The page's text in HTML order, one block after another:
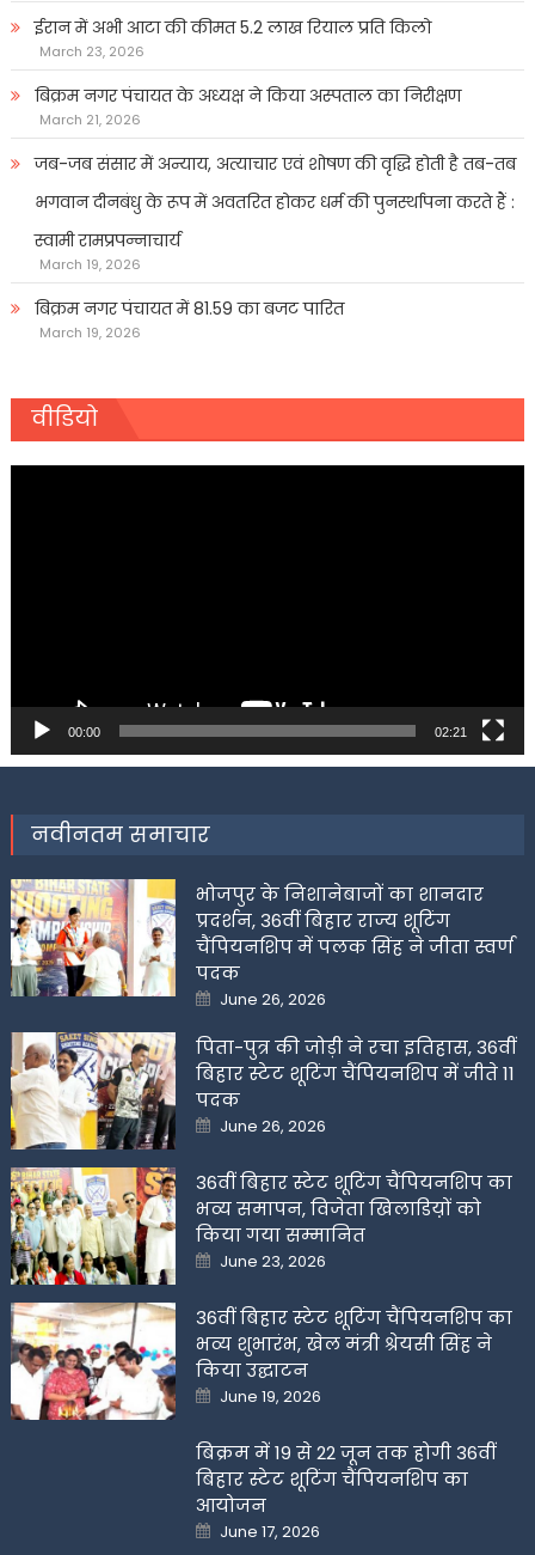
ईरान में अभी आटा की कीमत 5.2 लाख रियाल प्रति किलो
March 23, 2026
बिक्रम नगर पंचायत के अध्यक्ष ने किया अस्पताल का निरीक्षण
March 21, 2026
जब-जब संसार में अन्याय, अत्याचार एवं शोषण की वृद्धि होती है तब-तब
भगवान दीनबंधु के रूप में अवतरित होकर धर्म की पुनर्स्थापना करते हैं :
स्वामी रामप्रपन्नाचार्य
March 19, 2026
बिक्रम नगर पंचायत में 81.59 का बजट पारित
March 19, 2026
वीडियो
00:00 02:21
नवीनतम समाचार
भोजपुर के निशानेबाजों का शानदार
प्रदर्शन, 36वीं बिहार राज्य शूटिंग
चैंपियनशिप में पलक सिंह ने जीता स्वर्ण
पदक
Posted
on
June 26, 2026
पिता-पुत्र की जोड़ी ने रचा इतिहास, 36वीं
बिहार स्टेट शूटिंग चैंपियनशिप में जीते 11
पदक
Posted
on
June 26, 2026
36वीं बिहार स्टेट शूटिंग चैंपियनशिप का
भव्य समापन, विजेता खिलाडिय़ों को
किया गया सम्मानित
Posted
on
June 23, 2026
36वीं बिहार स्टेट शूटिंग चैंपियनशिप का
भव्य शुभारंभ, खेल मंत्री श्रेयसी सिंह ने
किया उद्घाटन
Posted
on
June 19, 2026
बिक्रम में 19 से 22 जून तक होगी 36वीं
बिहार स्टेट शूटिंग चैंपियनशिप का
आयोजन
Posted
on
June 17, 2026